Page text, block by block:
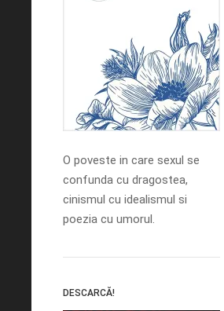
O poveste in care sexul se
confunda cu dragostea,
cinismul cu idealismul si
poezia cu umorul.
DESCARCĂ!